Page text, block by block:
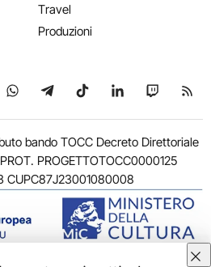
Travel
Produzioni
su YouTube
Seguici su WhatsApp
Seguici su Telegram
Seguici su TikTok
Seguici su
Seguici
bando TOCC Decreto Direttoriale
PROGETTOTOCC0000125
CUPC87J23001080008